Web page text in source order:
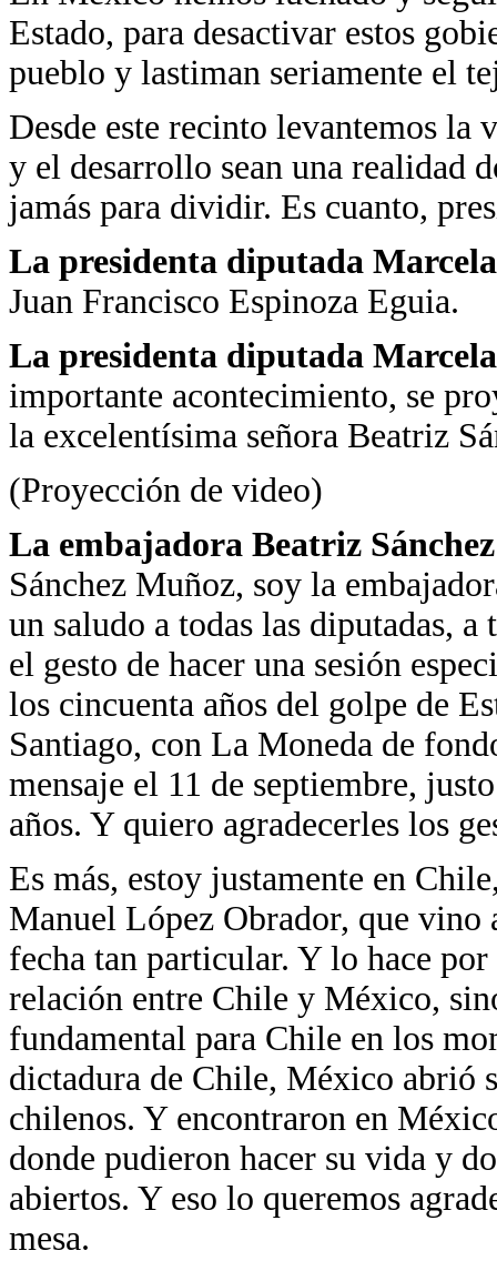
Estado, para desactivar estos
pueblo y lastiman seriamente el
Desde este recinto levantemos la
y el desarrollo sean una realidad
jamás para dividir. Es cuanto,
La presidenta diputada
Juan Francisco Espinoza Eguia.
La presidenta diputada
importante acontecimiento, se
la excelentísima señora Beatriz
(Proyección de video)
La embajadora Beatriz
Sánchez Muñoz, soy la
un saludo a todas las diputadas,
el gesto de hacer una sesión
los cincuenta años del golpe de
Santiago, con La Moneda de
mensaje el 11 de septiembre,
años. Y quiero agradecerles los
Es más, estoy justamente en
Manuel López Obrador, que vino
fecha tan particular. Y lo hace
relación entre Chile y México,
fundamental para Chile en los
dictadura de Chile, México abrió
chilenos. Y encontraron en
donde pudieron hacer su vida y
abiertos. Y eso lo queremos
mesa.